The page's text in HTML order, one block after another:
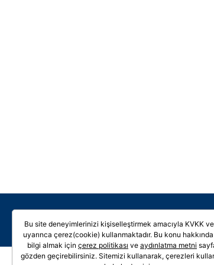
Galeri
Bu site deneyimlerinizi kişiselleştirmek amacıyla KVKK
uyarınca çerez(cookie) kullanmaktadır. Bu konu hakkında
bilgi almak için çerez politikası ve aydınlatma metni
gözden geçirebilirsiniz. Sitemizi kullanarak, çerezleri